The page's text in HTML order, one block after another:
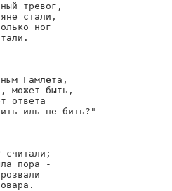
тревог,
стали,
ног
Гамлета,
может быть,
ответа
иль не бить?"
считали;
пора -